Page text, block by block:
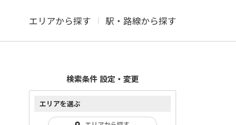
エリアから探す 駅・路線から探す
検索条件 設定・変更
エリアを選ぶ